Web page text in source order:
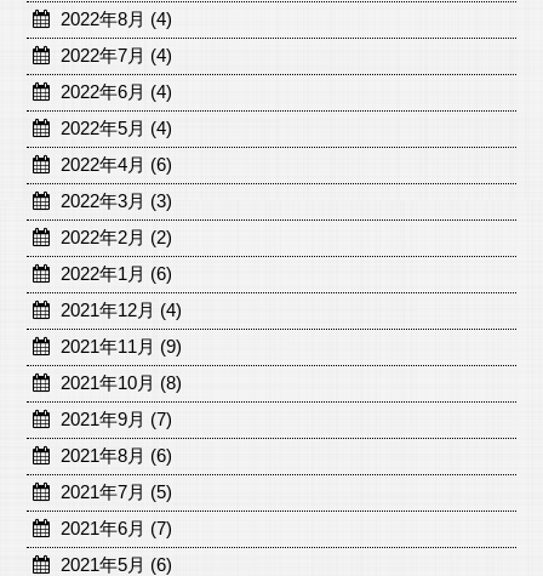
2022年8月 (4)
2022年7月 (4)
2022年6月 (4)
2022年5月 (4)
2022年4月 (6)
2022年3月 (3)
2022年2月 (2)
2022年1月 (6)
2021年12月 (4)
2021年11月 (9)
2021年10月 (8)
2021年9月 (7)
2021年8月 (6)
2021年7月 (5)
2021年6月 (7)
2021年5月 (6)